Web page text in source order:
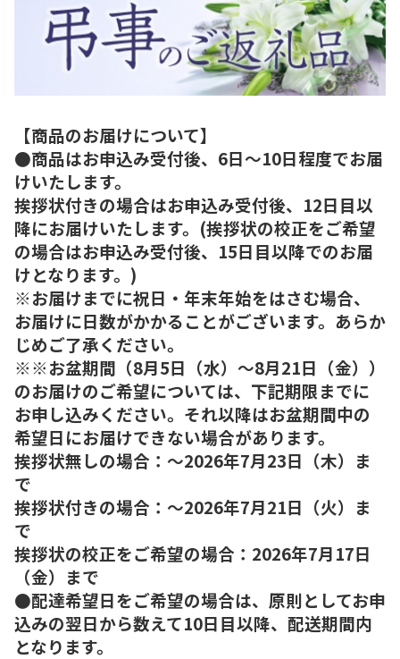
【商品のお届けについて】
●商品はお申込み受付後、6日～10日程度でお届
けいたします。
挨拶状付きの場合はお申込み受付後、12日目以
降にお届けいたします。(挨拶状の校正をご希望
の場合はお申込み受付後、15日目以降でのお届
けとなります。)
※お届けまでに祝日・年末年始をはさむ場合、
お届けに日数がかかることがございます。あらか
じめご了承ください。
※※お盆期間（8月5日（水）～8月21日（金））
のお届けのご希望については、下記期限までに
お申し込みください。それ以降はお盆期間中の
希望日にお届けできない場合があります。
挨拶状無しの場合：～2026年7月23日（木）ま
で
挨拶状付きの場合：～2026年7月21日（火）ま
で
挨拶状の校正をご希望の場合：2026年7月17日
（金）まで
●配達希望日をご希望の場合は、原則としてお申
込みの翌日から数えて10日目以降、配送期間内
となります。